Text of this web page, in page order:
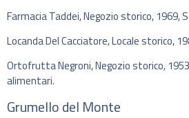
Farmacia Taddei, Negozio storico, 1969,
Locanda Del Cacciatore, Locale storico,
Ortofrutta Negroni, Negozio storico,
alimentari.
Grumello del Monte